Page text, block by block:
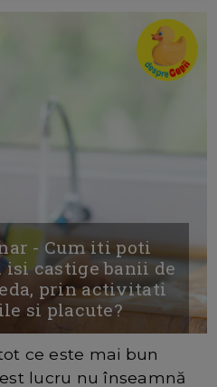
- Cum iti poti
castige banii de
prin activitati
si placute?
ce este mai bun
lucru nu înseamnă